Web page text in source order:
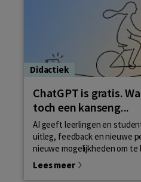
Didactiek
ChatGPT is gratis.
toch een kanseng...
AI geeft leerlingen en
uitleg, feedback en nieuwe
nieuwe mogelijkheden om te
Lees meer